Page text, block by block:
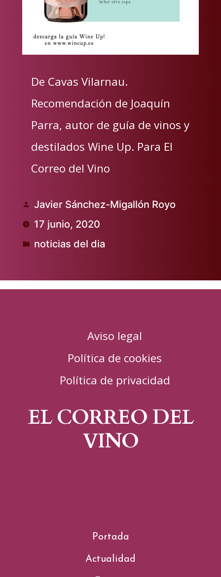
De Cavas Vilarnau.
Recomendación de Joaquín
Parra, autor de guía de vinos y
destilados Wine Up. Para El
Correo del Vino
Publicado
por
Javier Sánchez-Migallón Royo
17 junio, 2020
Publicado
noticias del dia
Aviso legal
Política de cookies
Política de privacidad
EL CORREO DEL
VINO
Portada
Actualidad